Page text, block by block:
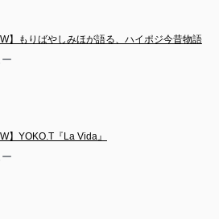
】もりばやしみほが語る、ハイポジ今昔物語
】YOKO.T『La Vida』